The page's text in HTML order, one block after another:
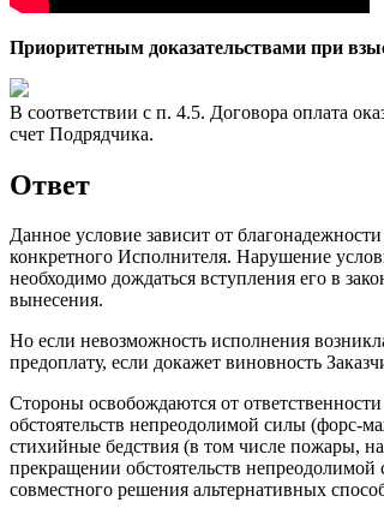
Приоритетным доказательствами при
В соответствии с п. 4.5. Договора оплата
счет Подрядчика.
Ответ
Данное условие зависит от
конкретного Исполнителя. Нарушение
необходимо дождаться вступления его в
вынесения.
Но если невозможность исполнения
предоплату, если докажет виновность
Стороны освобождаются от
обстоятельств непреодолимой силы (форс-
стихийные бедствия (в том числе пожары,
прекращении обстоятельств
совместного решения альтернативных